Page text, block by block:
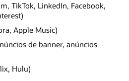
TikTok, LinkedIn, Facebook,
Apple Music)
de banner, anúncios
Hulu)